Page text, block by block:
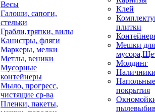
Весы
Галоши, сапоги,
стельки
Грабли,тряпки, вилы
Канистры, фляги
Маркеры, мелки
Метлы, веники
Мусорные
контейнеры
Мыло, прогресс,
чистящие ср-ва
Пленки, пакеты,
Клей
плитки
Мешки для
Молдинг
Напольные
покрытия